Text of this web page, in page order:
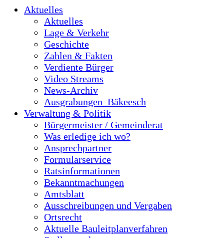
Aktuelles
Aktuelles
Lage & Verkehr
Geschichte
Zahlen & Fakten
Verdiente Bürger
Video Streams
News-Archiv
Ausgrabungen_Bäkeesch
Verwaltung & Politik
Bürgermeister / Gemeinderat
Was erledige ich wo?
Ansprechpartner
Formularservice
Ratsinformationen
Bekanntmachungen
Amtsblatt
Ausschreibungen und Vergaben
Ortsrecht
Aktuelle Bauleitplanverfahren